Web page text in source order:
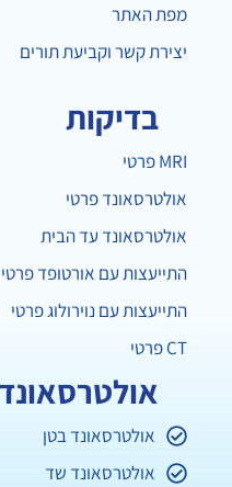
מפת האתר
יצירת קשר וקביעת תורים
בדיקות
MRI פרטי
אולטרסאונד פרטי
אולטרסאונד עד הבית
התייעצות עם אורטופד פרטי
התייעצות עם נוירולוג פרטי
CT פרטי
אולטרסאונד
אולטרסאונד בטן
אולטרסאונד שד